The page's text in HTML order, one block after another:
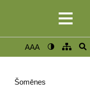
AAA
Šomēnes